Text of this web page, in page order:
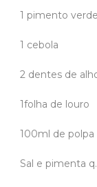
1 pimento verde
1 cebola
2 dentes de
1folha de louro
100ml de
Sal e pimenta